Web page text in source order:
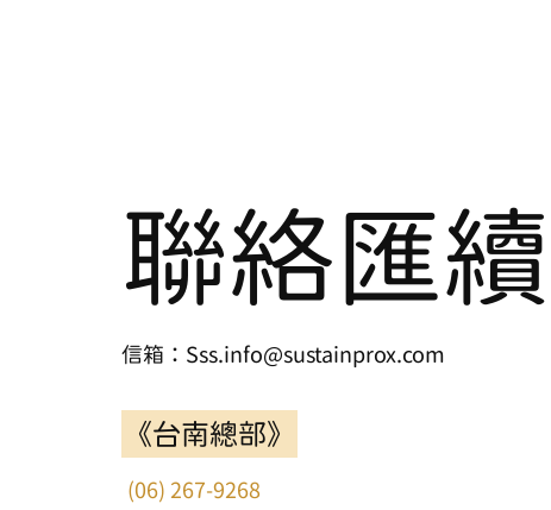
聯絡匯續
信箱：Sss.info@sustainprox.com
《台南總部》
(06) 267-9268